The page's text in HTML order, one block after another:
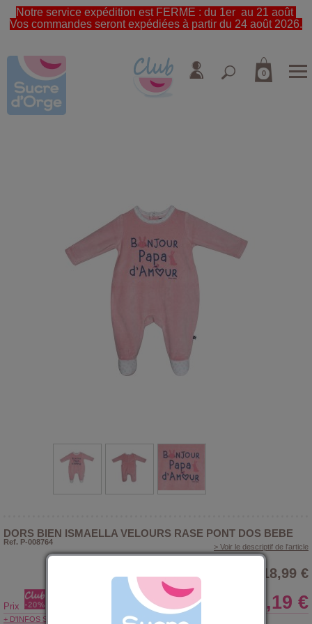
Notre service expédition est FERME : du 1er au 21 août
Vos commandes seront expédiées à partir du 24 août 2026.
0
DORS BIEN ISMAELLA VELOURS RASE PONT DOS BEBE
Ref. P-008764
> Voir le descriptif de l'article
18,99 €
Prix 15,19 €
+ D'INFOS SUR LE CLUB